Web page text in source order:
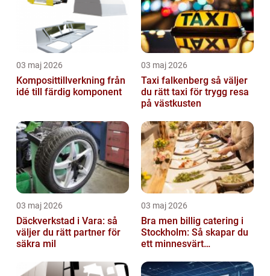
03 maj 2026
Komposittillverkning från
idé till färdig komponent
03 maj 2026
Taxi falkenberg så väljer
du rätt taxi för trygg resa
på västkusten
03 maj 2026
Däckverkstad i Vara: så
väljer du rätt partner för
säkra mil
03 maj 2026
Bra men billig catering i
Stockholm: Så skapar du
ett minnesvärt